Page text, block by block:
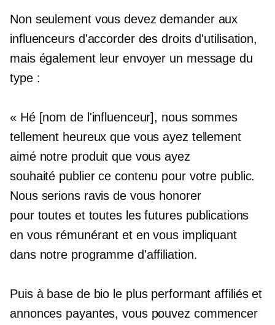
Non seulement vous devez demander aux
influenceurs d'accorder des droits d'utilisation,
mais également leur envoyer un message du
type :
« Hé [nom de l'influenceur], nous sommes
tellement heureux que vous ayez tellement
aimé notre produit que vous ayez
souhaité publier ce contenu pour votre public.
Nous serions ravis de vous honorer
pour toutes et toutes les futures publications
en vous rémunérant et en vous impliquant
dans notre programme d'affiliation.
Puis à base de bio le plus performant affiliés et
annonces payantes, vous pouvez commencer